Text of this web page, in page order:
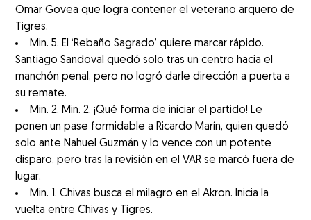
Omar Govea que logra contener el veterano arquero de
Tigres.
Min. 5. El ‘Rebaño Sagrado’ quiere marcar rápido.
Santiago Sandoval quedó solo tras un centro hacia el
manchón penal, pero no logró darle dirección a puerta a
su remate.
Min. 2. Min. 2. ¡Qué forma de iniciar el partido! Le
ponen un pase formidable a Ricardo Marín, quien quedó
solo ante Nahuel Guzmán y lo vence con un potente
disparo, pero tras la revisión en el VAR se marcó fuera de
lugar.
Min. 1. Chivas busca el milagro en el Akron. Inicia la
vuelta entre Chivas y Tigres.